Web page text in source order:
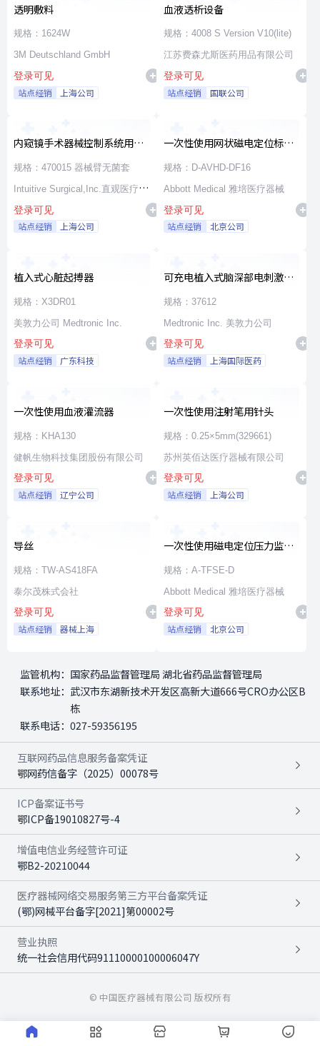
透明敷料
规格：1624W
3M Deutschland GmbH
登录可见
站点经销 上海公司
血液透析设备
规格：4008 S Version V10(lite)
江苏费森尤斯医药用品有限公司
登录可见
站点经销 国联公司
内窥镜手术器械控制系统用无
源器械和附件
规格：470015 器械臂无菌套
Intuitive Surgical,Inc.直观医疗公
司
登录可见
站点经销 上海公司
一次性使用网状磁电定位标测
导管
规格：D-AVHD-DF16
Abbott Medical 雅培医疗器械
登录可见
站点经销 北京公司
植入式心脏起搏器
规格：X3DR01
美敦力公司 Medtronic Inc.
登录可见
站点经销 广东科技
可充电植入式脑深部电刺激脉
冲发生器套件
规格：37612
Medtronic Inc. 美敦力公司
登录可见
站点经销 上海国际医药
一次性使用血液灌流器
规格：KHA130
健帆生物科技集团股份有限公司
登录可见
站点经销 辽宁公司
一次性使用注射笔用针头
规格：0.25×5mm(329661)
苏州英佰达医疗器械有限公司
登录可见
站点经销 上海公司
导丝
规格：TW-AS418FA
泰尔茂株式会社
登录可见
站点经销 器械上海
一次性使用磁电定位压力监测
射频消融导管
规格：A-TFSE-D
Abbott Medical 雅培医疗器械
登录可见
站点经销 北京公司
监管机构： 国家药品监督管理局 湖北省药品监督管理局
联系地址： 武汉市东湖新技术开发区高新大道666号CRO办公区B
栋
联系电话： 027-59356195
互联网药品信息服务备案凭证
鄂网药信备字（2025）00078号
ICP备案证书号
鄂ICP备19010827号-4
增值电信业务经营许可证
鄂B2-20210044
医疗器械网络交易服务第三方平台备案凭证
(鄂)网械平台备字[2021]第00002号
营业执照
统一社会信用代码91110000100006047Y
© 中国医疗器械有限公司 版权所有